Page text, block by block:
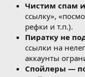
Чистим спам
ссылку»,
рефки и т.п.).
Пиратку не
ссылки на
аккаунты
Спойлеры —